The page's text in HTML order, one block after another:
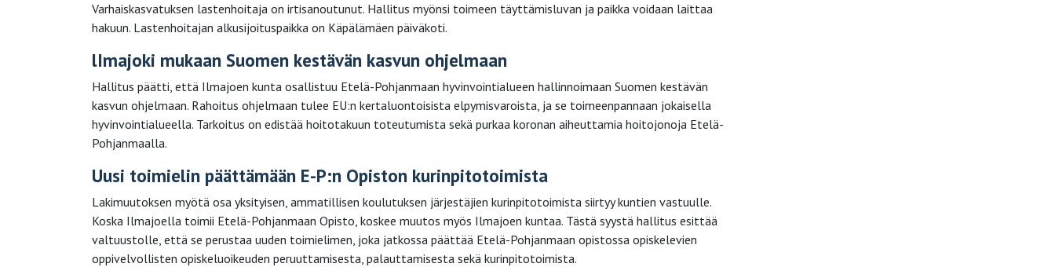
Varhaiskasvatuksen lastenhoitaja on irtisanoutunut. Hallitus myönsi toimeen täyttämisluvan ja paikka voidaan laittaa
hakuun. Lastenhoitajan alkusijoituspaikka on Käpälämäen päiväkoti.
lImajoki mukaan Suomen kestävän kasvun ohjelmaan
Hallitus päätti, että Ilmajoen kunta osallistuu Etelä-Pohjanmaan hyvinvointialueen hallinnoimaan Suomen kestävän
kasvun ohjelmaan. Rahoitus ohjelmaan tulee EU:n kertaluontoisista elpymisvaroista, ja se toimeenpannaan jokaisella
hyvinvointialueella. Tarkoitus on edistää hoitotakuun toteutumista sekä purkaa koronan aiheuttamia hoitojonoja Etelä-
Pohjanmaalla.
Uusi toimielin päättämään E-P:n Opiston kurinpitotoimista
Lakimuutoksen myötä osa yksityisen, ammatillisen koulutuksen järjestäjien kurinpitotoimista siirtyy kuntien vastuulle.
Koska Ilmajoella toimii Etelä-Pohjanmaan Opisto, koskee muutos myös Ilmajoen kuntaa. Tästä syystä hallitus esittää
valtuustolle, että se perustaa uuden toimielimen, joka jatkossa päättää Etelä-Pohjanmaan opistossa opiskelevien
oppivelvollisten opiskeluoikeuden peruuttamisesta, palauttamisesta sekä kurinpitotoimista.